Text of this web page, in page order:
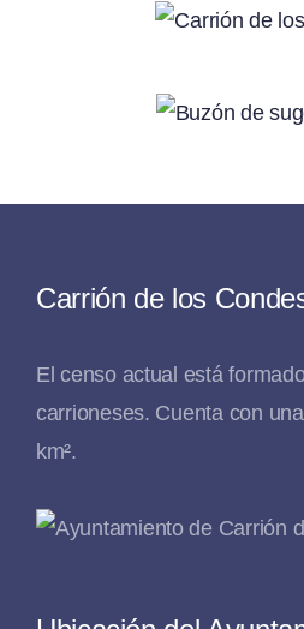
Carrión de los
El censo actual está
carrioneses. Cuenta con
km².